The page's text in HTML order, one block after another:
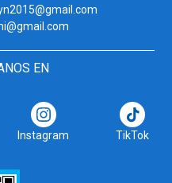
EN
Instagram TikTok